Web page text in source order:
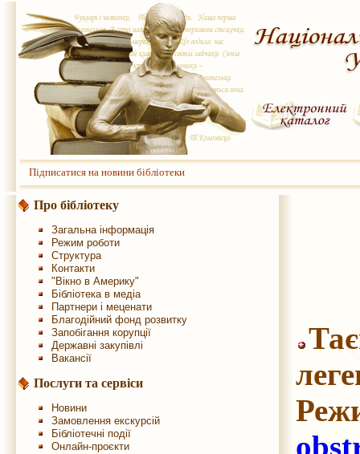
Підписатися на новини бібліотеки
Про бібліотеку
Загальна інформація
Режим роботи
Структура
Контакти
"Вікно в Америку"
Бібліотека в медіа
Партнери і меценати
Благодійний фонд розвитку
Запобігання корупції
Державні закупівлі
Вакансії
Послуги та сервіси
Новини
Замовлення екскурсій
Бібліотечні події
Онлайн-проєкти